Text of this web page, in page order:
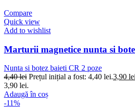
Compare
Quick view
Add to wishlist
Marturii magnetice nunta si
Nunta si botez baieti CR 2 poze
4,40lei Prețul inițial a fost: 4,40 lei.3,90 lei
3,90 lei.
Adaugă în coș
-11%